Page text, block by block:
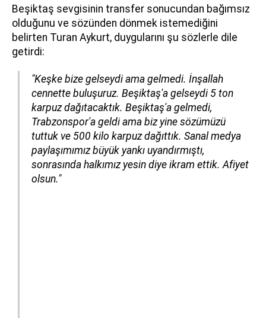
Beşiktaş sevgisinin transfer sonucundan bağımsız
olduğunu ve sözünden dönmek istemediğini
belirten Turan Aykurt, duygularını şu sözlerle dile
getirdi:
"Keşke bize gelseydi ama gelmedi. İnşallah
cennette buluşuruz. Beşiktaş'a gelseydi 5 ton
karpuz dağıtacaktık. Beşiktaş'a gelmedi,
Trabzonspor'a geldi ama biz yine sözümüzü
tuttuk ve 500 kilo karpuz dağıttık. Sanal medya
paylaşımımız büyük yankı uyandırmıştı,
sonrasında halkımız yesin diye ikram ettik. Afiyet
olsun."